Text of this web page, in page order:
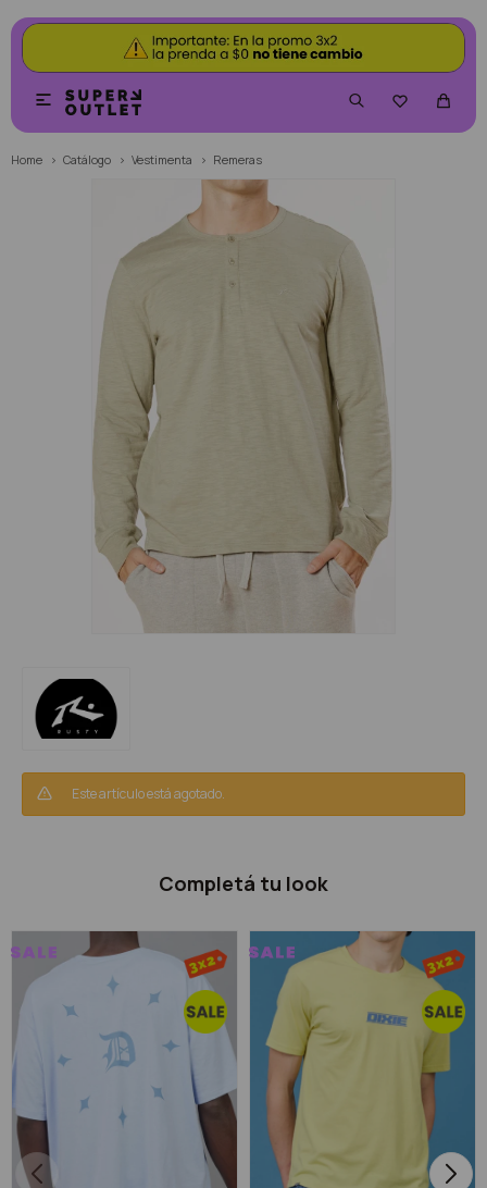


Home Catálogo Vestimenta Remeras
Este artículo está agotado.
Completá tu look